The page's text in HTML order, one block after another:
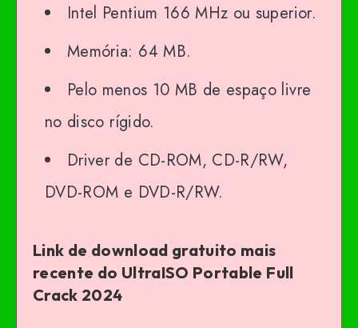
Intel Pentium 166 MHz ou superior.
Memória: 64 MB.
Pelo menos 10 MB de espaço livre
no disco rígido.
Driver de CD-ROM, CD-R/RW,
DVD-ROM e DVD-R/RW.
Link de download gratuito mais
recente do UltraISO Portable Full
Crack 2024